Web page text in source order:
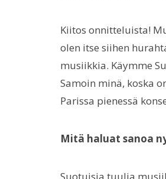
Kiitos onnitteluista!
olen itse siihen
musiikkia. Käymme
Samoin minä, koska
Parissa pienessä
Mitä haluat sanoa